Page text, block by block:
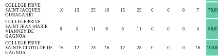
COLLEGE PRIVE
SAINT JACQUES
OURAGAHIO
10 15 25 10 15 25 0 0 0 7
COLLEGE PRIVE
SAINT JEAN-MARIE
VIANNEY DE
GAGNOA
6 5 11 6 5 11 0 0 0 4
COLLEGE PRIVE
SAINTE CLOTILDE DE
GAGNOA
16 12 28 16 12 28 0 0 0 16